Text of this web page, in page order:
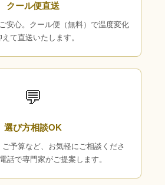
クール便直送
安心。クール便（無料）で温度変化
えて直送いたします。
💬
選び方相談OK
予算など、お気軽にご相談くださ
話で専門家がご提案します。